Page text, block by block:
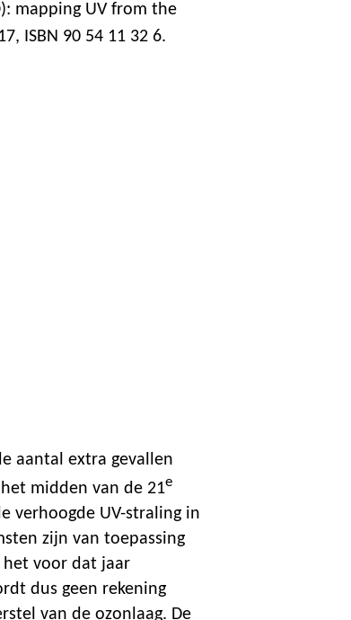
mapping UV from the
ISBN 90 54 11 32 6.
aantal extra gevallen
midden van de 21e
verhoogde UV-straling in
zijn van toepassing
het voor dat jaar
dus geen rekening
van de ozonlaag. De